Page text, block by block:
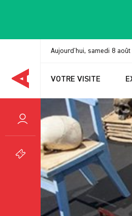
Aujourd'hui, samedi 8
VOTRE VISITE